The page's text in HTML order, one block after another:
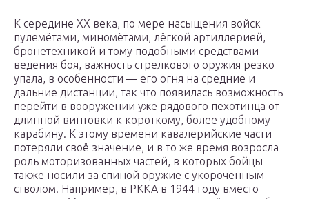
К середине XX века, по мере насыщения войск
пулемётами, миномётами, лёгкой артиллерией,
бронетехникой и тому подобными средствами
ведения боя, важность стрелкового оружия резко
упала, в особенности — его огня на средние и
дальние дистанции, так что появилась возможность
перейти в вооружении уже рядового пехотинца от
длинной винтовки к короткому, более удобному
карабину. К этому времени кавалерийские части
потеряли своё значение, и в то же время возросла
роль моторизованных частей, в которых бойцы
также носили за спиной оружие с укороченным
стволом. Например, в РККА в 1944 году вместо